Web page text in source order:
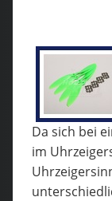
Da sich bei
im